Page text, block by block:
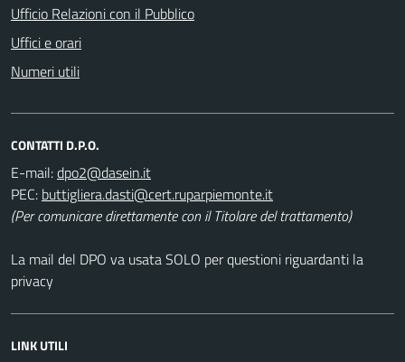
Ufficio Relazioni con il Pubblico
Uffici e orari
Numeri utili
CONTATTI D.P.O.
E-mail:
PEC:
(Per comunicare direttamente con il Titolare del trattamento)
La mail del DPO va usata SOLO per questioni riguardanti la
privacy
LINK UTILI